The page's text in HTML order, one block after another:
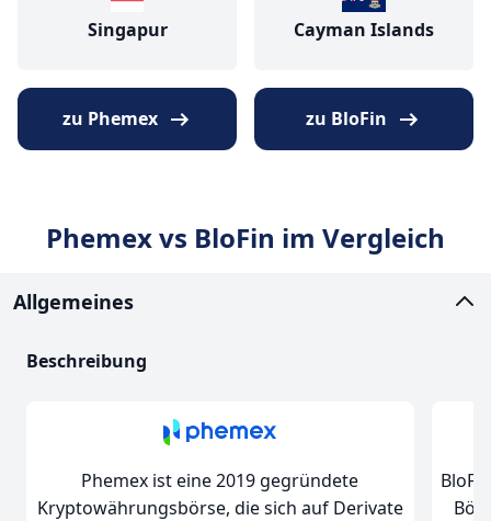
Singapur Cayman Islands
zu Phemex zu BloFin
Phemex vs BloFin im Vergleich
Allgemeines
Beschreibung
Phemex ist eine 2019 gegründete
Kryptowährungsbörse, die sich auf Derivate